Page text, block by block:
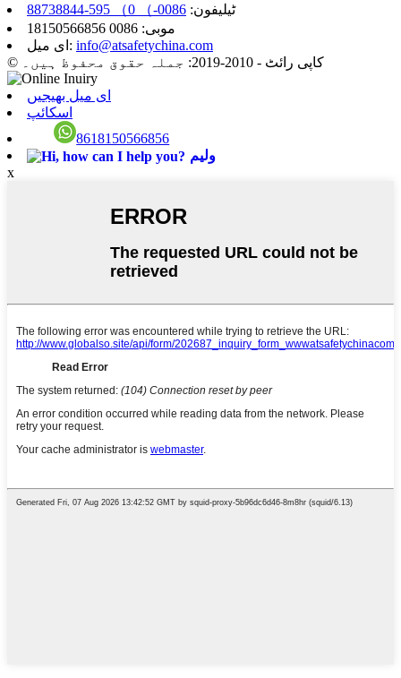
ٹیلیفون: 0086-） 0） 595-88738844
موبی: 0086 18150566856
ای میل: info@atsafetychina.com
© کاپی رائٹ - 2010-2019: جملہ حقوق محفوظ ہیں۔
ای میل بھیجیں
اسکائپ
8618150566856
ولیم
x